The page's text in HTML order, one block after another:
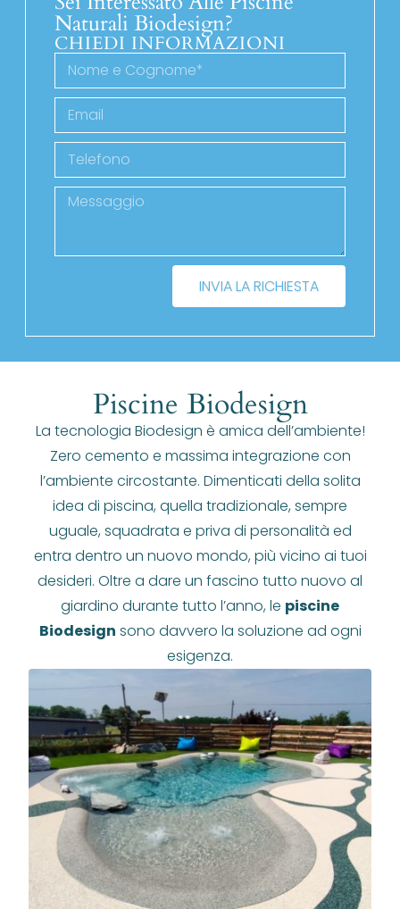
Naturali Biodesign?
CHIEDI INFORMAZIONI
INVIA LA RICHIESTA
Piscine Biodesign
La tecnologia Biodesign è amica dell’ambiente!
Zero cemento e massima integrazione con
l’ambiente circostante. Dimenticati della solita
idea di piscina, quella tradizionale, sempre
uguale, squadrata e priva di personalità ed
entra dentro un nuovo mondo, più vicino ai tuoi
desideri. Oltre a dare un fascino tutto nuovo al
giardino durante tutto l’anno, le piscine
Biodesign sono davvero la soluzione ad ogni
esigenza.